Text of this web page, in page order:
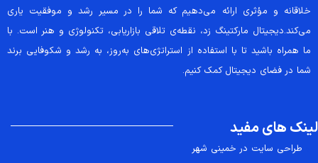
خلاقانه و مؤثری ارائه می‌دهیم که شما را در مسیر رشد و موفقیت یاری
می‌کند.دیجیتال مارکتینگ زد، نقطه‌ی تلاقی بازاریابی، تکنولوژی و هنر است. با
ما همراه باشید تا با استفاده از استراتژی‌های به‌روز، به رشد و شکوفایی برند
شما در فضای دیجیتال کمک کنیم.
لینک های مفید
طراحی سایت در خمینی شهر